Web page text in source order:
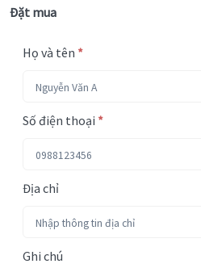
Đặt mua
Họ và tên *
Số điện thoại *
Địa chỉ
Ghi chú